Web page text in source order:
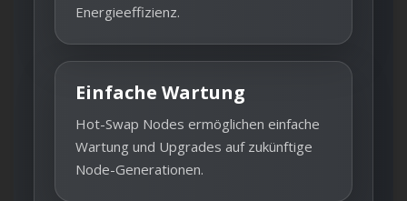
Energieeffizienz.
Einfache Wartung
Hot-Swap Nodes ermöglichen einfache
Wartung und Upgrades auf zukünftige
Node-Generationen.